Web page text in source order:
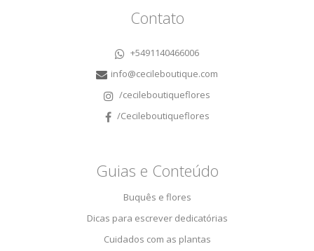
Contato
+5491140466006
info@cecileboutique.com
/cecileboutiqueflores
/Cecileboutiqueflores
Guias e Conteúdo
Buquês e flores
Dicas para escrever dedicatórias
Cuidados com as plantas